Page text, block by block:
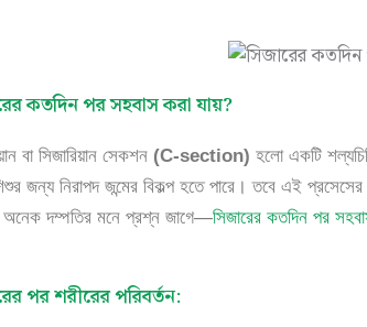
কতদিন পর সহবাস করা যায়?
বা সিজারিয়ান সেকশন (C-section) হলো একটি
জন্য নিরাপদ জন্মের বিকল্প হতে পারে। তবে এই
অনেক দম্পতির মনে প্রশ্ন জাগে—সিজারের কতদিন পর
পর শরীরের পরিবর্তন: